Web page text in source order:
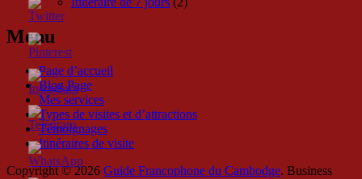
Menu
Page d’accueil
Blog Page
Mes services
Types de visites et d’attractions
Témoignages
Itinéraires de visite
Copyright © 2026 Guide Francophone du Cambodge. Business